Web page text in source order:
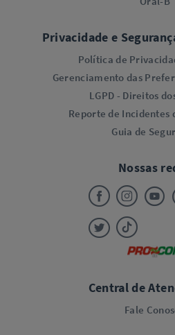
Privacidade e
Política de
Gerenciamento das
LGPD - Direitos
Reporte de Incidentes
Guia de
Nossas
Central de
Fale